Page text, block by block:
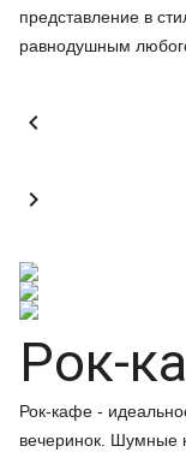
представление в
равнодушным


Рок-
Рок-кафе -
вечеринок. Шумные